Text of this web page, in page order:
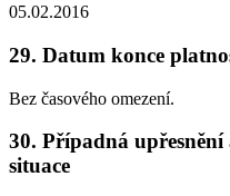
05.02.2016
29. Datum konce
Bez časového omezení.
30. Případná
situace